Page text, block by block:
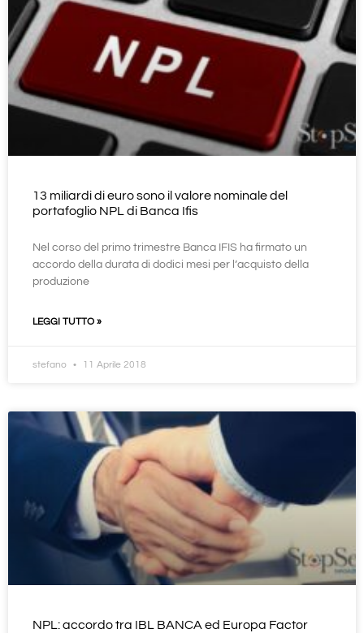
13 miliardi di euro sono il valore nominale del
portafoglio NPL di Banca Ifis
Nel corso del primo trimestre Banca IFIS ha firmato un
accordo della durata di dodici mesi per l’acquisto della
produzione
LEGGI TUTTO »
stefano 11 Aprile 2018
NPL: accordo tra IBL BANCA ed Europa Factor